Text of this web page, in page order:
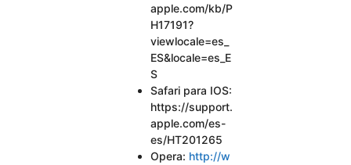
apple.com/kb/P
H17191?
viewlocale=es_
ES&locale=es_E
S
Safari para IOS:
https://support.
apple.com/es-
es/HT201265
Opera: http://w